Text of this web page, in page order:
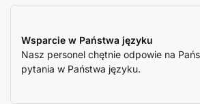
Wsparcie w Państwa języku
Nasz personel chętnie odpowie na
pytania w Państwa języku.